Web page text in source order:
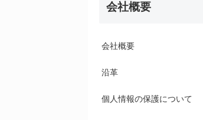
会社概要
会社概要
沿革
個人情報の保護について